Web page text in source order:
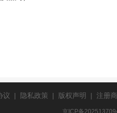
议 | 隐私政策 | 版权声明 | 注册
京ICP备